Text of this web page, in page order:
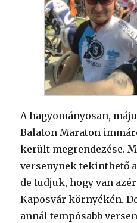
A hagyományosan,
Balaton Maraton
került megrendezése.
versenynek tekinthető
de tudjuk, hogy van
Kaposvár környékén.
annál tempósabb